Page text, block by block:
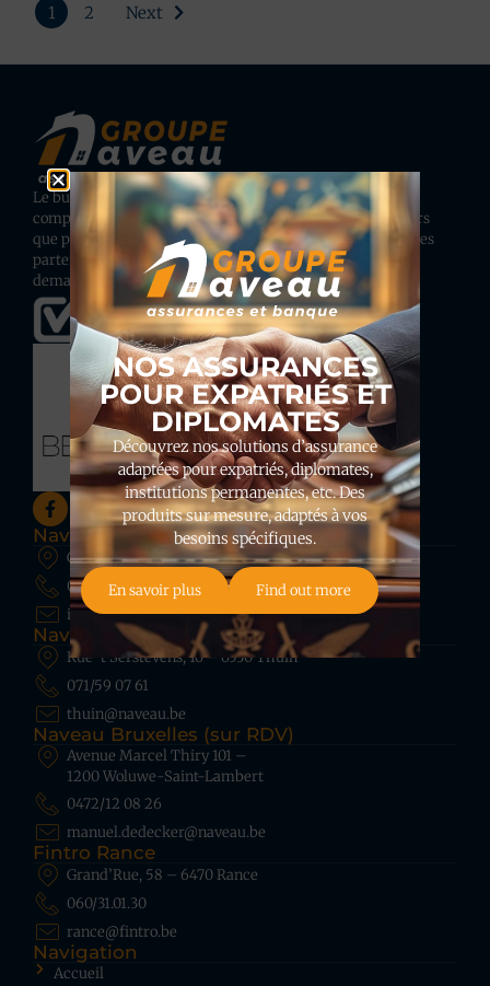
1 2 Next
Le bureau d’assurances Naveau situé en Région wallonne
compte actuellement plus de 6.500 clients tant particuliers
que professionnels. Grâce à une quarantaine de compagnies
partenaires, nous avons une solution adaptée à toutes les
demandes.
Naveau Rance
Grand’Rue, 54 – 6470 Rance
060/21 89 80
info@naveau.be
Naveau Thuin
Rue ’t Serstevens, 16 – 6530 Thuin
071/59 07 61
thuin@naveau.be
Naveau Bruxelles (sur RDV)
Avenue Marcel Thiry 101 –
1200 Woluwe-Saint-Lambert
0472/12 08 26
manuel.dedecker@naveau.be
Fintro Rance
Grand’Rue, 58 – 6470 Rance
060/31.01.30
rance@fintro.be
Navigation
Accueil
NOS ASSURANCES
POUR EXPATRIÉS ET
DIPLOMATES
Découvrez nos solutions d’assurance
adaptées pour expatriés, diplomates,
institutions permanentes, etc. Des
produits sur mesure, adaptés à vos
besoins spécifiques.
En savoir plus Find out more